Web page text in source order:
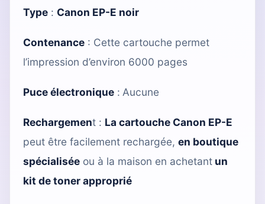
Type : Canon EP-E noir
Contenance : Cette cartouche permet
l’impression d’environ 6000 pages
Puce électronique : Aucune
Rechargement : La cartouche Canon EP-E
peut être facilement rechargée, en boutique
spécialisée ou à la maison en achetant un
kit de toner approprié